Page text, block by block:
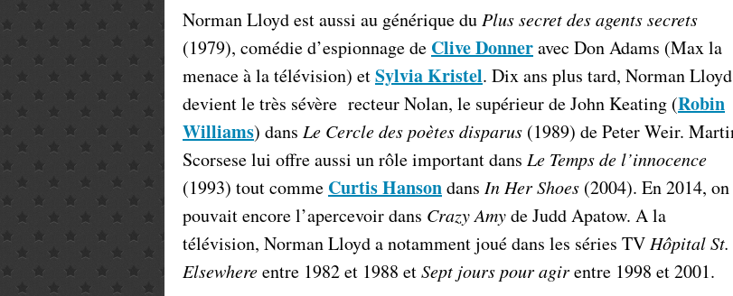
Norman Lloyd est aussi au générique du Plus secret des agents secrets
(1979), comédie d’espionnage de Clive Donneravec Don Adams (Max la
menace à la télévision) etSylvia Kristel. Dix ans plus tard, Norman Lloyd
devient le très sévère recteur Nolan, le supérieur de John Keating (Robin
Williams) dans Le Cercle des poètes disparus (1989) de Peter Weir.
Scorsese lui offre aussi un rôle important dans Le Temps de l’innocence
(1993) tout comme Curtis Hansondans In Her Shoes (2004). En 2014, on
pouvait encore l’apercevoir dans Crazy Amyde Judd Apatow. A la
télévision, Norman Lloyd a notamment joué dans les séries TV Hôpital St.
Elsewhereentre 1982 et 1988 etSept jours pour agirentre 1998 et 2001.